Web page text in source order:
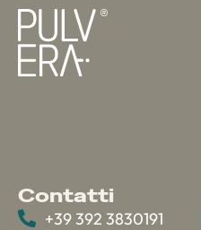
Contatti
+39 392 3830191